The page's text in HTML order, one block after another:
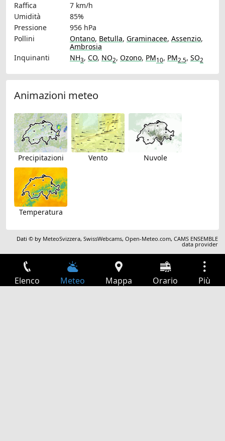
Raffica
7 km/h
Umidità
85%
Pressione
956 hPa
Pollini
Ontano, Betulla, Graminacee, Assenzio,
Ambrosia
Inquinanti
NH3, CO, NO2, Ozono, PM10, PM2.5, SO2
Animazioni meteo
Precipitazioni Vento Nuvole
Temperatura
Dati © by MeteoSvizzera,SwissWebcams,Open-Meteo.com,CAMS ENSEMBLE
data provider
Elenco Meteo Mappa Orario Più